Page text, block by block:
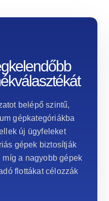
belépő szintű,
gépkategóriákba
új ügyfeleket
gépek biztosítják
a nagyobb gépek
flottákat célozzák